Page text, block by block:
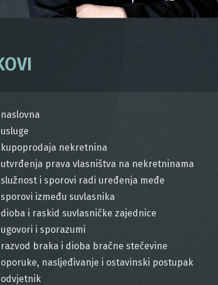
naslovna
usluge
kupoprodaja nekretnina
utvrđenja prava vlasništva na nekretninama
služnost i sporovi radi uređenja međe
sporovi između suvlasnika
dioba i raskid suvlasničke zajednice
ugovori i sporazumi
razvod braka i dioba bračne stečevine
oporuke, nasljeđivanje i ostavinski postupak
odvjetnik